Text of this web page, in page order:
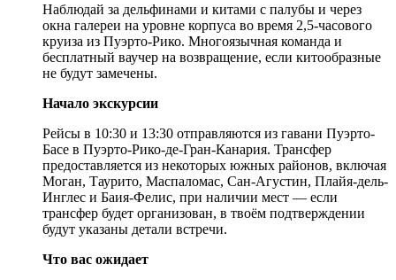
Наблюдай за дельфинами и китами с палубы и через
окна галереи на уровне корпуса во время 2,5-часового
круиза из Пуэрто-Рико. Многоязычная команда и
бесплатный ваучер на возвращение, если китообразные
не будут замечены.
Начало экскурсии
Рейсы в 10:30 и 13:30 отправляются из гавани Пуэрто-
Басе в Пуэрто-Рико-де-Гран-Канария. Трансфер
предоставляется из некоторых южных районов, включая
Моган, Таурито, Маспаломас, Сан-Агустин, Плайя-дель-
Инглес и Баия-Фелис, при наличии мест — если
трансфер будет организован, в твоём подтверждении
будут указаны детали встречи.
Что вас ожидает